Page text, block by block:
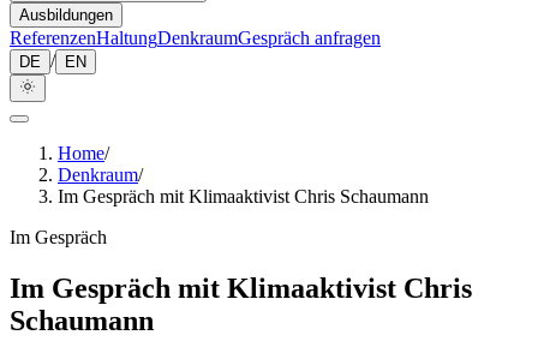
Ausbildungen
ReferenzenHaltungDenkraumGespräch anfragen
DE / EN
Home/
Denkraum/
Im Gespräch mit Klimaaktivist Chris Schaumann
Im Gespräch
Im Gespräch mit Klimaaktivist Chris
Schaumann